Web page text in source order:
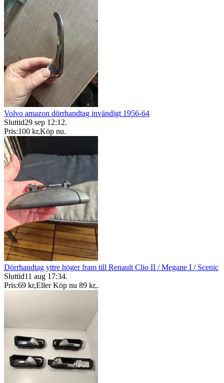
Volvo amazon dörrhandtag invändigt 1956-64
Sluttid29 sep 12:12.
Pris:100 kr,Köp nu.
Dörrhandtag yttre höger fram till Renault Clio II / Megane I / Scenic
Sluttid11 aug 17:34.
Pris:69 kr,Eller Köp nu 89 kr,.